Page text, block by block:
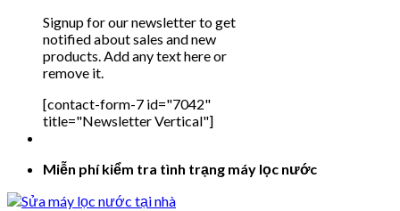
Signup for our newsletter to get
notified about sales and new
products. Add any text here or
remove it.
[contact-form-7 id="7042"
title="Newsletter Vertical"]
Miễn phí kiểm tra tình trạng máy lọc nước